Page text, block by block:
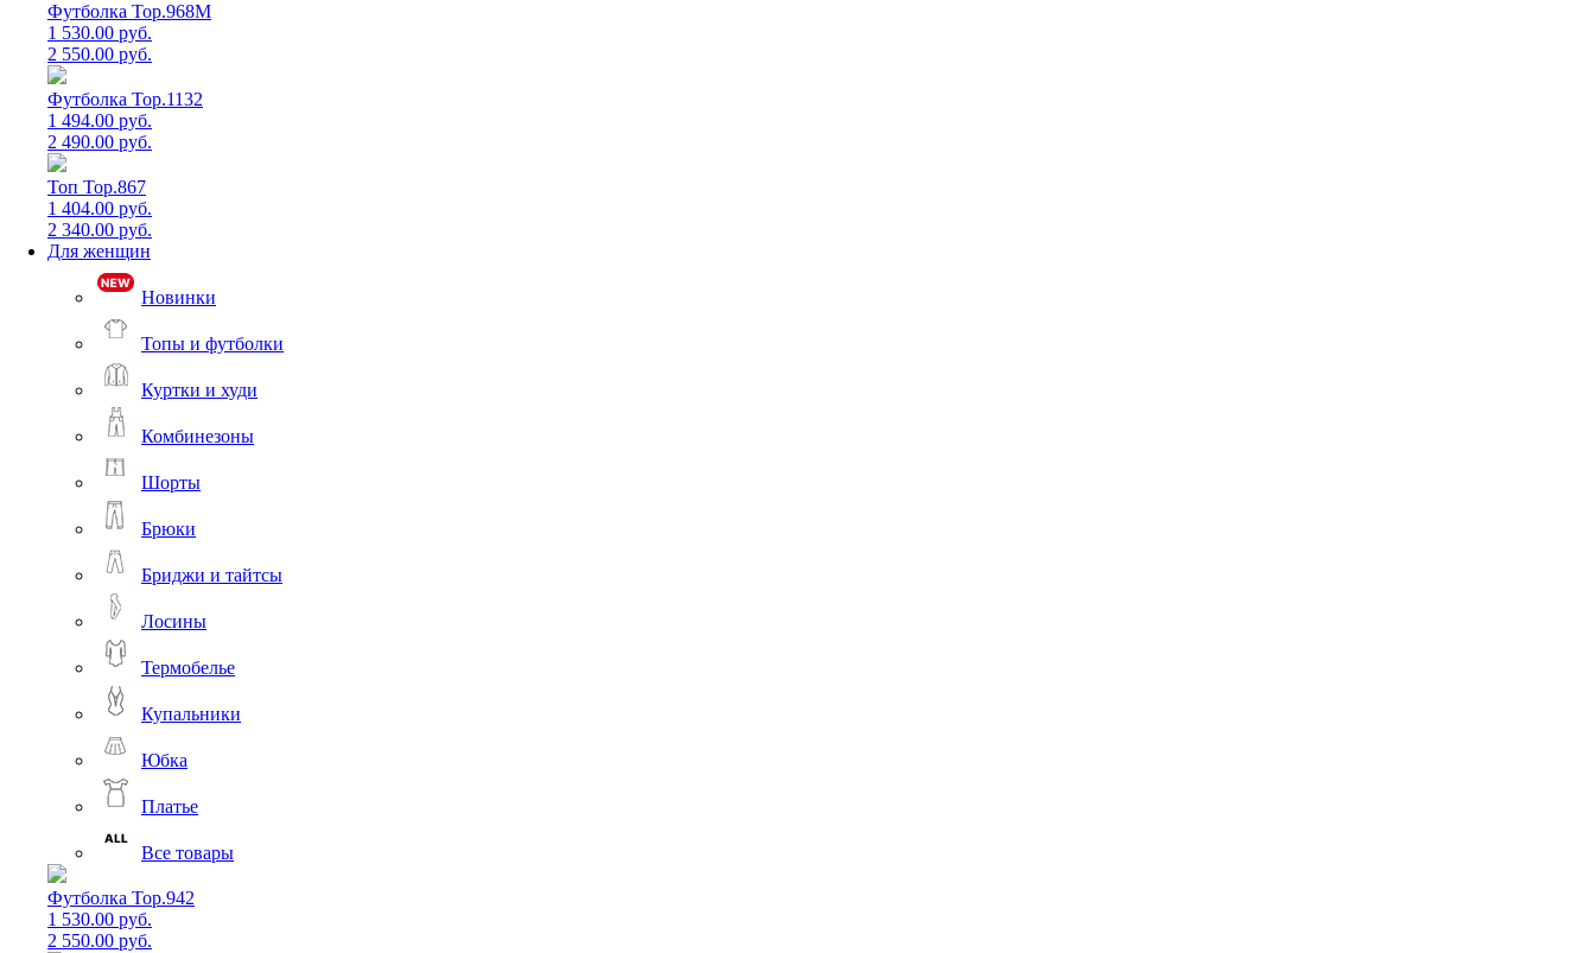
Футболка Top.968M
1 530.00 руб.
2 550.00 руб.
Футболка Top.1132
1 494.00 руб.
2 490.00 руб.
Топ Top.867
1 404.00 руб.
2 340.00 руб.
Для женщин
Новинки
Топы и футболки
Куртки и худи
Комбинезоны
Шорты
Брюки
Бриджи и тайтсы
Лосины
Термобелье
Купальники
Юбка
Платье
Все товары
Футболка Top.942
1 530.00 руб.
2 550.00 руб.